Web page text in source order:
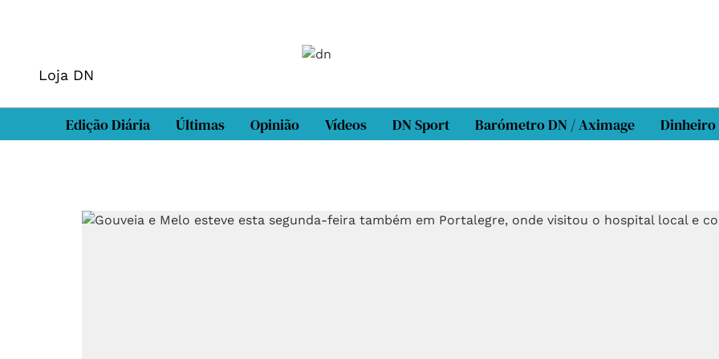
Loja DN
Edição Diária Últimas Opinião Vídeos DN Sport Barómetro DN / Aximage Dinheiro